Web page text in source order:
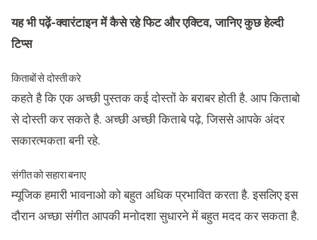
यह भी पढ़ें-क्वारंटाइन में कैसे रहे फिट और एक्टिव, जानिए कुछ हेल्दी
टिप्स
किताबों से दोस्ती करे
कहते है कि एक अच्छी पुस्तक कई दोस्तों के बराबर होती है. आप किताबो
से दोस्ती कर सकते है. अच्छी अच्छी किताबे पढ़े, जिससे आपके अंदर
सकारत्मकता बनी रहे.
संगीत को सहारा बनाए
म्यूजिक हमारी भावनाओ को बहुत अधिक प्रभावित करता है. इसलिए इस
दौरान अच्छा संगीत आपकी मनोदशा सुधारने में बहुत मदद कर सकता है.